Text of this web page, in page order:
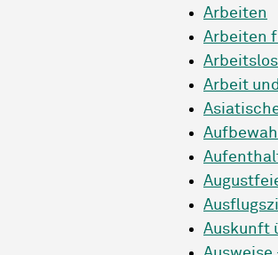
Arbeiten
Arbeiten
Arbeit
Auskunft